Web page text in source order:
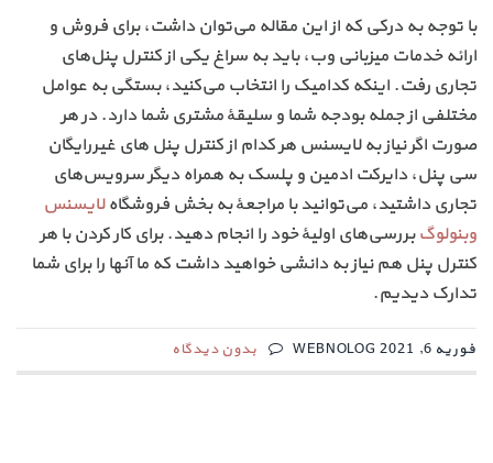
با توجه به درکی که از این مقاله می‌توان داشت، برای فروش و
ارائه خدمات میزبانی وب، باید به سراغ یکی از کنترل پنل‌های
تجاری رفت. اینکه کدامیک را انتخاب می‌کنید، بستگی به عوامل
مختلفی از جمله بودجه شما و سلیقهٔ مشتری شما دارد. در هر
صورت اگر نیاز به لایسنس هر کدام از کنترل پنل های غیررایگان
سی پنل، دایرکت ادمین و پلسک به همراه دیگر سرویس‌های
تجاری داشتید، می‌توانید با مراجعهٔ به بخش فروشگاهلایسنس
وبنولوگبررسی‌های اولیهٔ خود را انجام دهید. برای کار کردن با هر
کنترل پنل هم نیاز به دانشی خواهید داشت که ما آنها را برای شما
تدارک دیدیم.
فوریه 6, 2021 WEBNOLOG بدون دیدگاه